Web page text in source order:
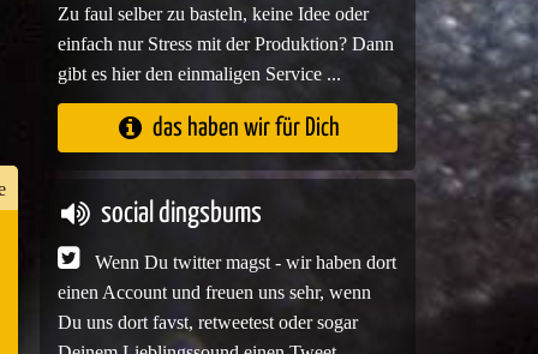
Zu faul selber zu basteln, keine Idee oder
einfach nur Stress mit der Produktion? Dann
gibt es hier den einmaligen Service ...
das haben wir für Dich
social dingsbums
Wenn Du twitter magst - wir haben dort
einen Account und freuen uns sehr, wenn
Du uns dort favst, retweetest oder sogar